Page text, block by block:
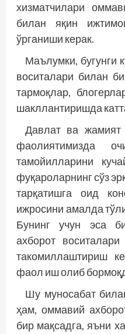
хизматчилари
билан яқин
ўрганиши керак.
Маълумки, бугунги
воситалари билан
тармоқлар,
шакллантиришда
Давлат ва жамият
фаолиятимизда
тамойилларини
фуқароларнинг сўз
тарқатишга оид
ижросини амалда
Бунинг учун эса
ахборот воситалари
такомиллаштириш
фаол иш олиб
Шу муносабат
ҳам, оммавий
бир мақсадга, яъни